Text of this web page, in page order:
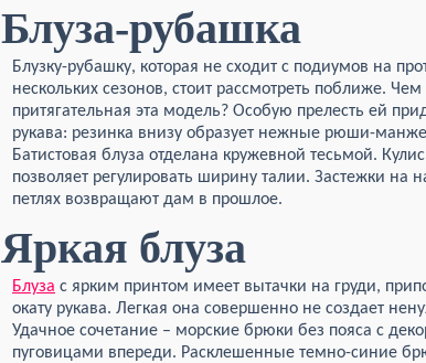
Блуза-рубашка
Блузку-рубашку, которая не сходит с подиумов на
нескольких сезонов, стоит рассмотреть поближе. Чем
притягательная эта модель? Особую прелесть ей
рукава: резинка внизу образует нежные рюши-
Батистовая блуза отделана кружевной тесьмой.
позволяет регулировать ширину талии. Застежки на
петлях возвращают дам в прошлое.
Яркая блуза
Блуза с ярким принтом имеет вытачки на груди,
окату рукава. Легкая она совершенно не создает
Удачное сочетание – морские брюки без пояса с
пуговицами впереди. Расклешенные темно-синие